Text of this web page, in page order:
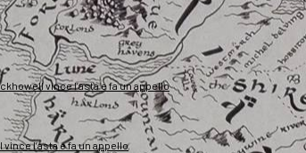
vince l’asta e fa un appello
l’asta e fa un appello